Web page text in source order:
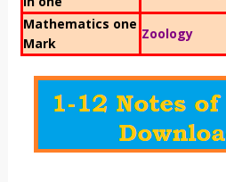
Mathematics one
Mark
Zoology